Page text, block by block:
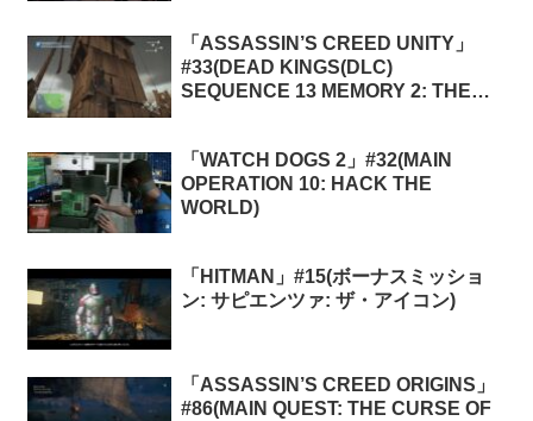
「ASSASSIN’S CREED UNITY」
#33(DEAD KINGS(DLC)
SEQUENCE 13 MEMORY 2: THE
「WATCH DOGS 2」#32(MAIN
OPERATION 10: HACK THE
WORLD)
「HITMAN」#15(ボーナスミッショ
ン: サピエンツァ: ザ・アイコン)
「ASSASSIN’S CREED ORIGINS」
#86(MAIN QUEST: THE CURSE OF